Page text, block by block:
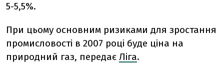
5-5,5%.
При цьому основним ризиками для зростання
промисловості в 2007 році буде ціна на
природний газ, передає Ліга.